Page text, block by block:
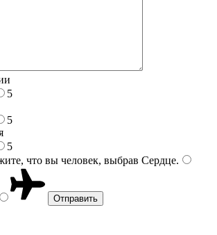
5
5
5
что вы человек, выбрав Сердце.